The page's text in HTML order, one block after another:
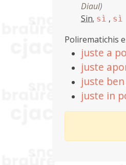
Diaul)
Sin. sì , sì
Polirematichis
juste a
juste
juste ben
juste in